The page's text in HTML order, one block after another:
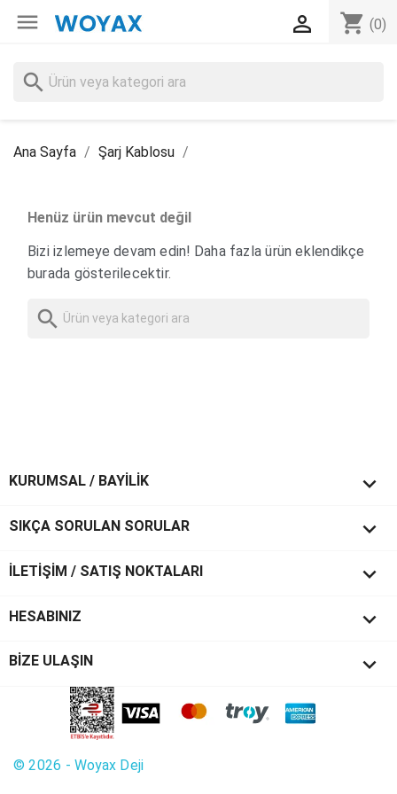
 shopping_cart (0)

search
Ana Sayfa Şarj Kablosu
Henüz ürün mevcut değil
Bizi izlemeye devam edin! Daha fazla ürün eklendikçe
burada gösterilecektir.
search
KURUMSAL / BAYİLİK 
SIKÇA SORULAN SORULAR 
İLETİŞİM / SATIŞ NOKTALARI 
HESABINIZ 
BİZE ULAŞIN keyboard_arrow_down
© 2026 - Woyax Deji